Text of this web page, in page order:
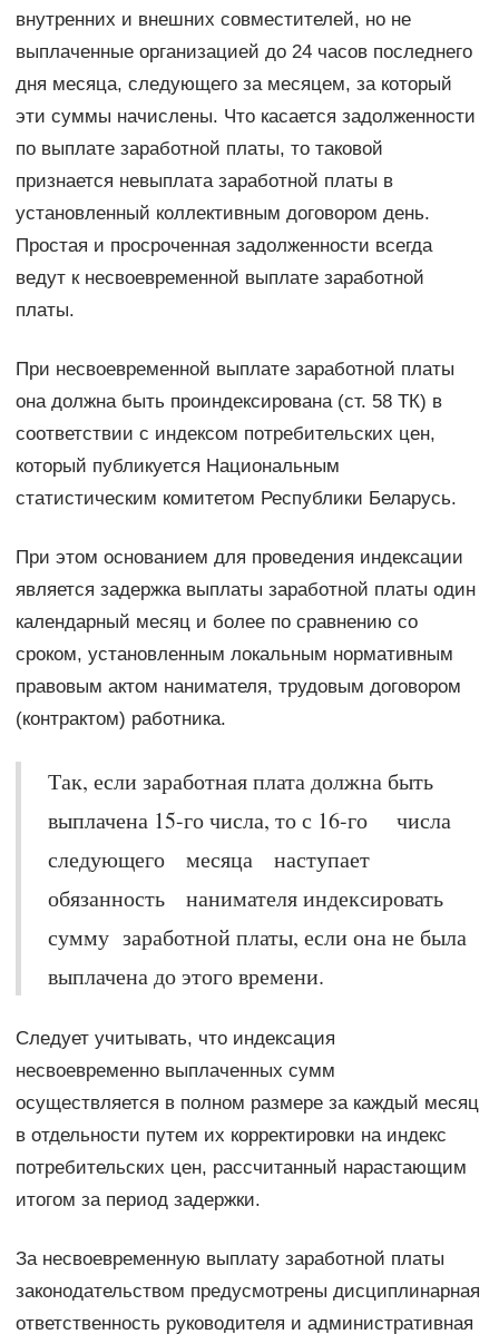
внутренних и внешних совместителей, но не
выплаченные организацией до 24 часов последнего
дня месяца, следующего за месяцем, за который
эти суммы начислены. Что касается задолженности
по выплате заработной платы, то таковой
признается невыплата заработной платы в
установленный коллективным договором день.
Простая и просроченная задолженности всегда
ведут к несвоевременной выплате заработной
платы.
При несвоевременной выплате заработной платы
она должна быть проиндексирована (ст. 58 ТК) в
соответствии с индексом потребительских цен,
который публикуется Национальным
статистическим комитетом Республики Беларусь.
При этом основанием для проведения индексации
является задержка выплаты заработной платы один
календарный месяц и более по сравнению со
сроком, установленным локальным нормативным
правовым актом нанимателя, трудовым договором
(контрактом) работника.
Так, если заработная плата должна быть
выплачена 15-го числа, то с 16-го числа
следующего месяца наступает
обязанность нанимателя индексировать
сумму заработной платы, если она не была
выплачена до этого времени.
Следует учитывать, что индексация
несвоевременно выплаченных сумм
осуществляется в полном размере за каждый месяц
в отдельности путем их корректировки на индекс
потребительских цен, рассчитанный нарастающим
итогом за период задержки.
За несвоевременную выплату заработной платы
законодательством предусмотрены дисциплинарная
ответственность руководителя и административная